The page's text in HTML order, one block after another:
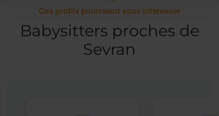
Ces profils pourraient vous intéresser
Babysitters proches de
Sevran